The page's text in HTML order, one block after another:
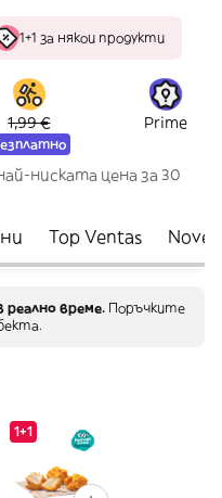
1+1 за някои продукти
1,99 € Prime
ниската цена за 30
Top Ventas
реално време. Поръчките
1+1